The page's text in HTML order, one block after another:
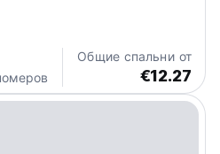
Общие спальни от
€12.27